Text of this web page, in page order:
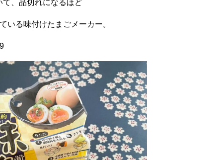
、品切れになるほど
いる味付けたまごメーカー。